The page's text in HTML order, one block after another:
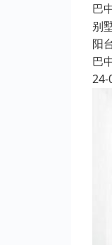
巴
别
阳
巴
24-